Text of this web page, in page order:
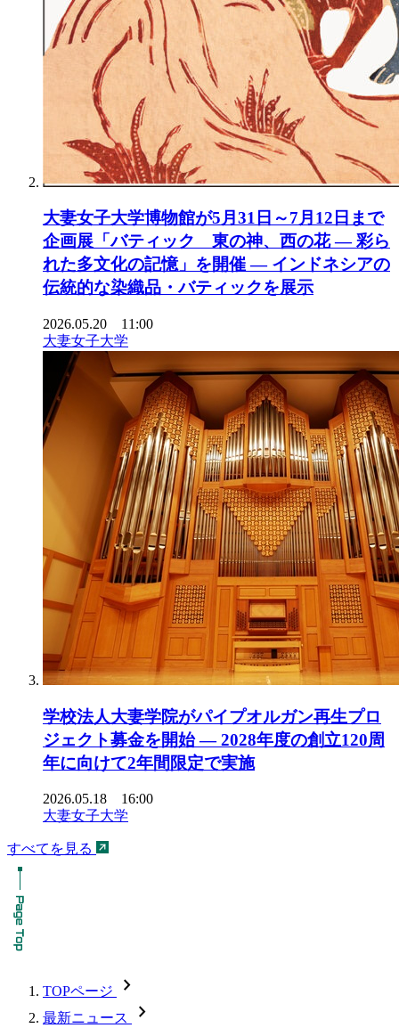
大妻女子大学博物館が5月31日～7月12日まで
企画展「バティック 東の神、西の花 ― 彩ら
れた多文化の記憶」を開催 ― インドネシアの
伝統的な染織品・バティックを展示
2026.05.20 11:00
大妻女子大学
学校法人大妻学院がパイプオルガン再生プロ
ジェクト募金を開始 ― 2028年度の創立120周
年に向けて2年間限定で実施
2026.05.18 16:00
大妻女子大学
すべてを見る
TOPページ chevron_forward
最新ニュース chevron_forward